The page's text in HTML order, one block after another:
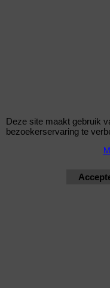
STR.T
Deze site maakt gebruik
bezoekerservaring te